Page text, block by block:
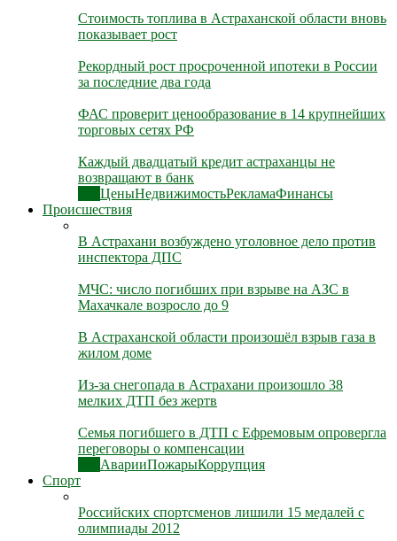
Стоимость топлива в Астраханской области вновь
показывает рост
Рекордный рост просроченной ипотеки в России
за последние два года
ФАС проверит ценообразование в 14 крупнейших
торговых сетях РФ
Каждый двадцатый кредит астраханцы не
возвращают в банк
ЦеныНедвижимостьРекламаФинансы
Происшествия
В Астрахани возбуждено уголовное дело против
инспектора ДПС
МЧС: число погибших при взрыве на АЗС в
Махачкале возросло до 9
В Астраханской области произошёл взрыв газа в
жилом доме
Из-за снегопада в Астрахани произошло 38
мелких ДТП без жертв
Семья погибшего в ДТП с Ефремовым опровергла
переговоры о компенсации
АварииПожарыКоррупция
Спорт
Российских спортсменов лишили 15 медалей с
олимпиады 2012